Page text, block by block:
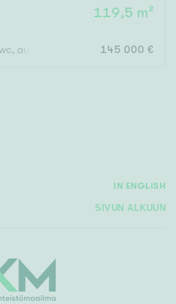
119,5 m²
autotalli ja -katos 145 000 €
IN ENGLISH
SIVUN ALKUUN